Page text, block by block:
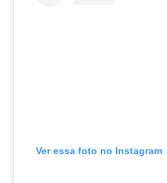
Ver essa foto no Instagram